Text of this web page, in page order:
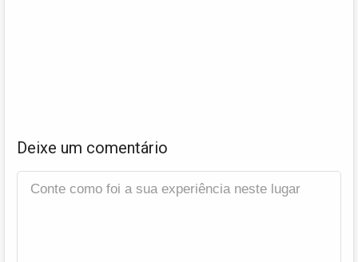
Deixe um comentário